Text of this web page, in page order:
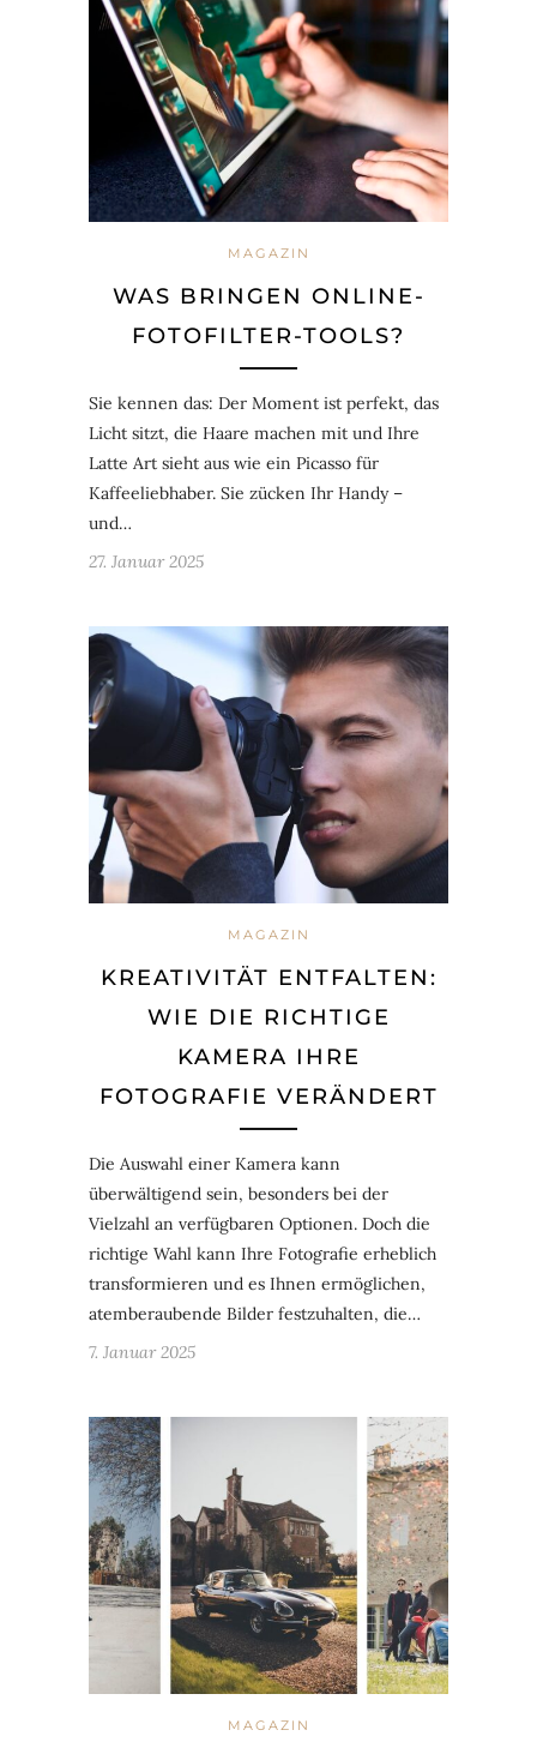
MAGAZIN
WAS BRINGEN ONLINE-
FOTOFILTER-TOOLS?
Sie kennen das: Der Moment ist perfekt, das
Licht sitzt, die Haare machen mit und Ihre
Latte Art sieht aus wie ein Picasso für
Kaffeeliebhaber. Sie zücken Ihr Handy –
und…
27. Januar 2025
MAGAZIN
KREATIVITÄT ENTFALTEN:
WIE DIE RICHTIGE
KAMERA IHRE
FOTOGRAFIE VERÄNDERT
Die Auswahl einer Kamera kann
überwältigend sein, besonders bei der
Vielzahl an verfügbaren Optionen. Doch die
richtige Wahl kann Ihre Fotografie erheblich
transformieren und es Ihnen ermöglichen,
atemberaubende Bilder festzuhalten, die…
7. Januar 2025
MAGAZIN